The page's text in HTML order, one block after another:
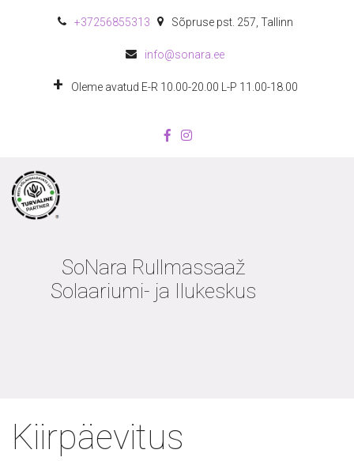
+37256855313 Sõpruse pst. 257 Tallinn
info@sonara.ee
Oleme avatud E-R 10.00-20.00 L-P 11.00-18.00
SoNara Rullmassaaž
Solaariumi- ja Ilukeskus
Kiirpäevitus